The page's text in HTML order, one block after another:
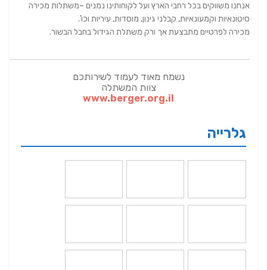
אנחנו משווקים בכל רחבי הארץ ועל לקוחותינו נמנים –משתלות מכירה
סיטונאיות וקמעונאיות, קבלני גינון, מוסדות, עיריות וכו'.
מכירה לפרטיים מתבצעת אך ורק משתלת הגידול בחבל הבשור.
נשמח מאוד לעמוד לשירותכם
צוות המשתלה
www.berger.org.il
גלרייה